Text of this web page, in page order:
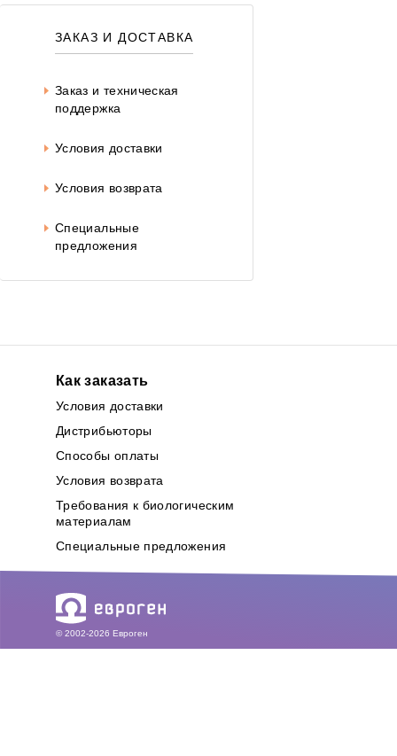
ЗАКАЗ И ДОСТАВКА
Заказ и техническая
поддержка
Условия доставки
Условия возврата
Специальные
предложения
Как заказать
Условия доставки
Дистрибьюторы
Способы оплаты
Условия возврата
Требования к биологическим
материалам
Специальные предложения
© 2002-2026 Евроген